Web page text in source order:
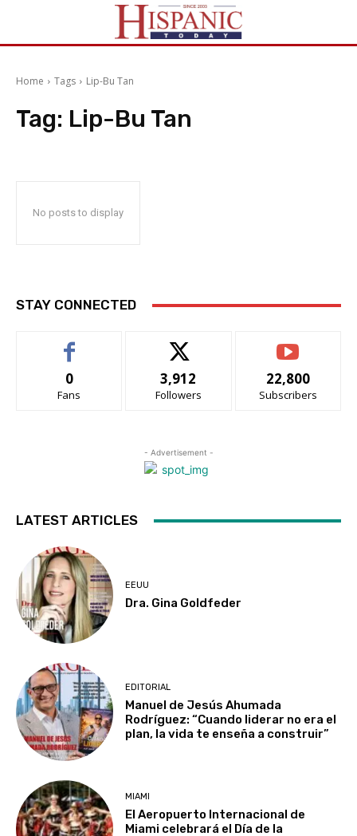
Home Tags Lip-Bu Tan
Tag: Lip-Bu Tan
No posts to display
STAY CONNECTED
0
Fans
3,912
Followers
22,800
Subscribers
- Advertisement -
LATEST ARTICLES
EEUU
Dra. Gina Goldfeder
EDITORIAL
Manuel de Jesús Ahumada
Rodríguez: “Cuando liderar no era el
plan, la vida te enseña a construir”
MIAMI
El Aeropuerto Internacional de
Miami celebrará el Día de la